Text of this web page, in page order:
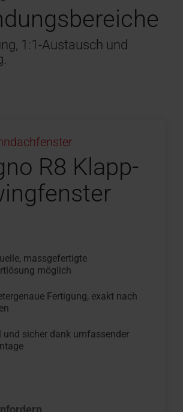
1:1-Austausch und
R8 Klapp-
massgefertigte
möglich
Fertigung, exakt nach
und sicher dank umfassender